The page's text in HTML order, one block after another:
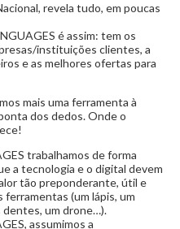
revela tudo, em poucas
é assim: tem os
instituições clientes, a
e as melhores ofertas para
mais uma ferramenta à
dos dedos. Onde o
trabalhamos de forma
a tecnologia e o digital devem
tão preponderante, útil e
(um lápis, um
dentes, um drone…).
assumimos a